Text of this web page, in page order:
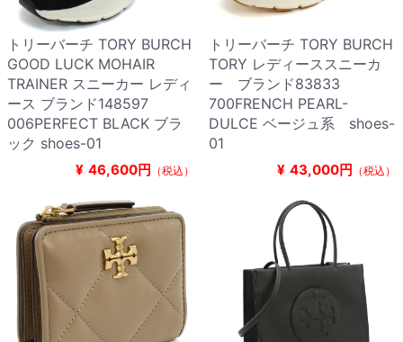
トリーバーチ TORY BURCH
GOOD LUCK MOHAIR
TRAINER スニーカー レディ
ース ブランド148597
006PERFECT BLACK ブラ
ック shoes-01
¥ 46,600円 （税込）
トリーバーチ TORY BURCH
TORY レディーススニーカ
ー ブランド83833
700FRENCH PEARL-
DULCE ベージュ系 shoes-
01
¥ 43,000円 （税込）